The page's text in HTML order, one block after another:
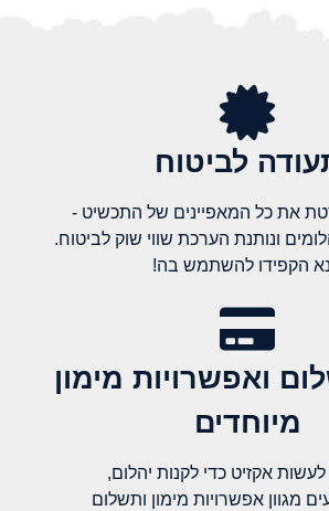
לביטוח
את כל המאפיינים של התכשיט -
ונותנת הערכת שווי שוק לביטוח.
הקפידו להשתמש בה!
ואפשרויות מימון
מיוחדים
אקזיט כדי לקנות יהלום,
מגוון אפשרויות מימון ותשלום